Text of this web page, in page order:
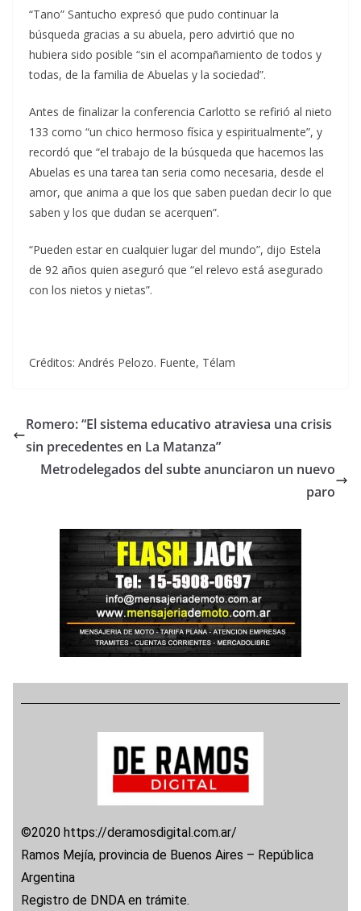
“Tano” Santucho expresó que pudo continuar la
búsqueda gracias a su abuela, pero advirtió que no
hubiera sido posible “sin el acompañamiento de todos y
todas, de la familia de Abuelas y la sociedad”.
Antes de finalizar la conferencia Carlotto se refirió al nieto
133 como “un chico hermoso física y espiritualmente”, y
recordó que “el trabajo de la búsqueda que hacemos las
Abuelas es una tarea tan seria como necesaria, desde el
amor, que anima a que los que saben puedan decir lo que
saben y los que dudan se acerquen”.
“Pueden estar en cualquier lugar del mundo”, dijo Estela
de 92 años quien aseguró que “el relevo está asegurado
con los nietos y nietas”.
Créditos: Andrés Pelozo. Fuente, Télam
Romero: “El sistema educativo atraviesa una crisis
sin precedentes en La Matanza”
Metrodelegados del subte anunciaron un nuevo
paro
©2020 https://deramosdigital.com.ar/
Ramos Mejía, provincia de Buenos Aires – República
Argentina
Registro de DNDA en trámite.